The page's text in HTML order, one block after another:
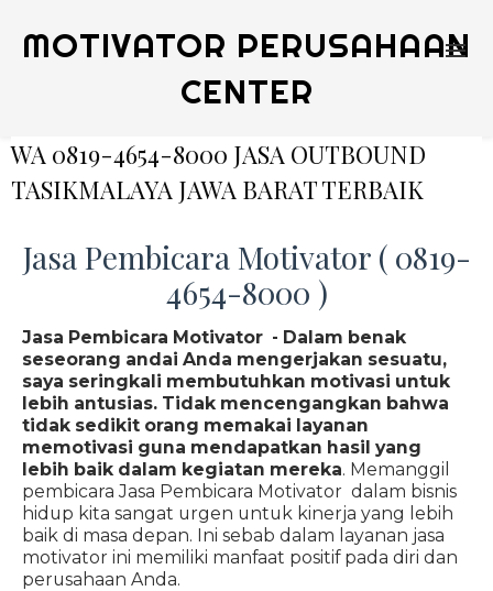
MOTIVATOR PERUSAHAAN
CENTER
WA 0819-4654-8000 JASA OUTBOUND
TASIKMALAYA JAWA BARAT TERBAIK
Jasa Pembicara Motivator ( 0819-
4654-8000 )
Jasa Pembicara Motivator - Dalam benak
seseorang andai Anda mengerjakan sesuatu,
saya seringkali membutuhkan motivasi untuk
lebih antusias. Tidak mencengangkan bahwa
tidak sedikit orang memakai layanan
memotivasi guna mendapatkan hasil yang
lebih baik dalam kegiatan mereka. Memanggil
pembicara Jasa Pembicara Motivator dalam bisnis
hidup kita sangat urgen untuk kinerja yang lebih
baik di masa depan. Ini sebab dalam layanan jasa
motivator ini memiliki manfaat positif pada diri dan
perusahaan Anda.